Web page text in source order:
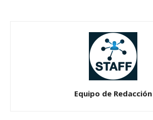
Equipo de Redacción